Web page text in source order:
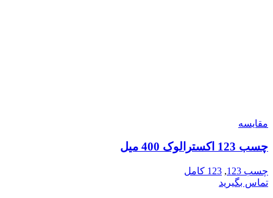
مقایسه
چسب 123 اکسترالوک 400 میل
چسب 123 , 123 کامل
تماس بگیرید